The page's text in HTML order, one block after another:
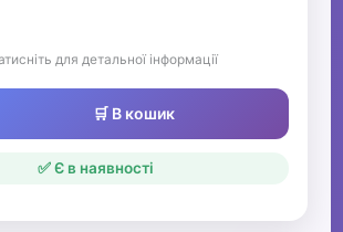
для детальної інформації
🛒 В кошик
✅ Є в наявності